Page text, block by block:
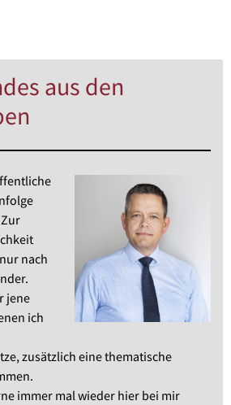
aus den
nach
jene
ich
zusätzlich eine thematische
immer mal wieder hier bei mir